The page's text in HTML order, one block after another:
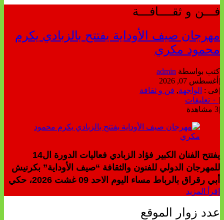
فـــن و ثقــــافـــة
مهرجان صيف الأوداية يفتتح بالزبادي يكرم
محمود مكري
كتب بواسطة admin
| أغسطس 07, 2026
|فى : الواجهة, فن و ثقافة
|
|3 مشاهدة
يفتتح الفنان الكبير فؤاد الزبادي فعاليات الدورة ال14
للمهرجان الدولي للفنون والثقافة “صيف الأوداية” بكرنيش
أبي رقراق بالرباط مساء اليوم الاحد 09 غشت 2026، حكي
إقرأ المزيد
عدد زوار الموقع